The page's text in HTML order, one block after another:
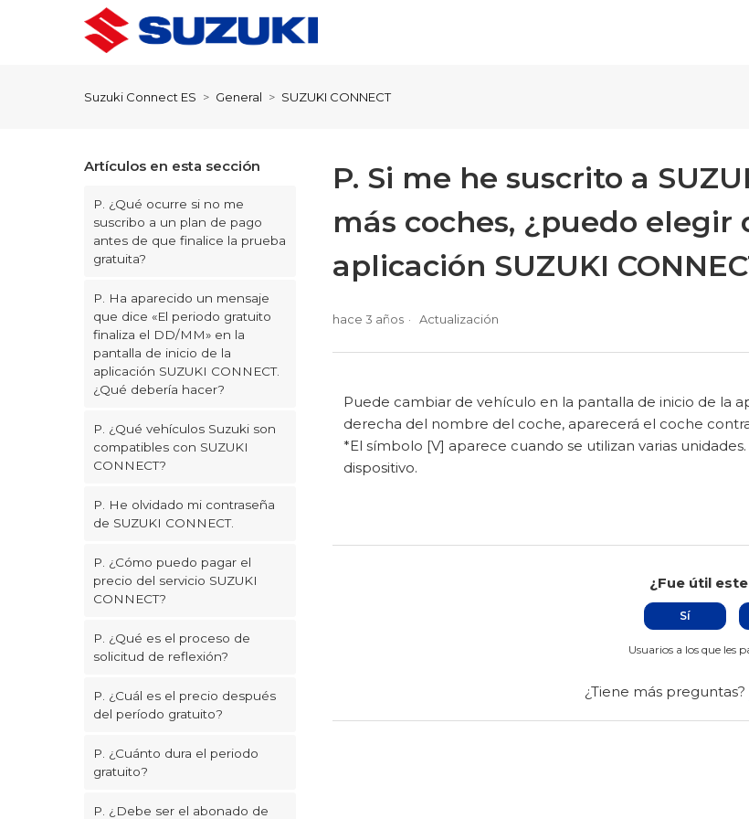
Suzuki Connect ES General SUZUKI CONNECT
Artículos en esta sección
P. ¿Qué ocurre si no me
suscribo a un plan de pago
antes de que finalice la prueba
gratuita?
P. Ha aparecido un mensaje
que dice «El periodo gratuito
finaliza el DD/MM» en la
pantalla de inicio de la
aplicación SUZUKI CONNECT.
¿Qué debería hacer?
P. ¿Qué vehículos Suzuki son
compatibles con SUZUKI
CONNECT?
P. He olvidado mi contraseña
de SUZUKI CONNECT.
P. ¿Cómo puedo pagar el
precio del servicio SUZUKI
CONNECT?
P. ¿Qué es el proceso de
solicitud de reflexión?
P. ¿Cuál es el precio después
del período gratuito?
P. ¿Cuánto dura el periodo
gratuito?
P. ¿Debe ser el abonado de
P. Si me he suscrito a
más coches, ¿puedo
aplicación SUZUKI
hace 3 años Actualización
Puede cambiar de vehículo en la pantalla de inicio de la
derecha del nombre del coche, aparecerá el coche
*El símbolo [V] aparece cuando se utilizan varias
dispositivo.
¿Fue útil
Sí
Usuarios a los que les
¿Tiene más preguntas?